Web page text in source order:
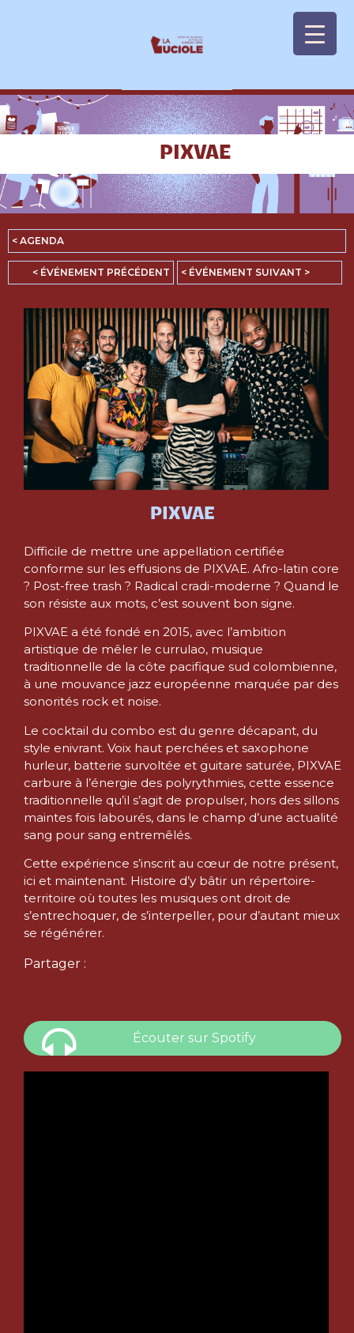
PIXVAE
< AGENDA
< ÉVÉNEMENT PRÉCÉDENT < ÉVÉNEMENT SUIVANT >
PIXVAE
Difficile de mettre une appellation certifiée
conforme sur les effusions de PIXVAE. Afro-latin core
? Post-free trash ? Radical cradi-moderne ? Quand le
son résiste aux mots, c’est souvent bon signe.
PIXVAE a été fondé en 2015, avec l’ambition
artistique de mêler le currulao, musique
traditionnelle de la côte pacifique sud colombienne,
à une mouvance jazz européenne marquée par des
sonorités rock et noise.
Le cocktail du combo est du genre décapant, du
style enivrant. Voix haut perchées et saxophone
hurleur, batterie survoltée et guitare saturée, PIXVAE
carbure à l’énergie des polyrythmies, cette essence
traditionnelle qu’il s’agit de propulser, hors des sillons
maintes fois labourés, dans le champ d’une actualité
sang pour sang entremêlés.
Cette expérience s’inscrit au cœur de notre présent,
ici et maintenant. Histoire d’y bâtir un répertoire-
territoire où toutes les musiques ont droit de
s’entrechoquer, de s’interpeller, pour d’autant mieux
se régénérer.
Partager :
Écouter sur Spotify